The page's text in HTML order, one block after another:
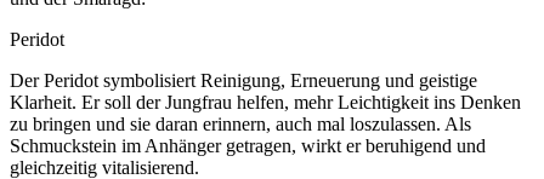
Peridot
Der Peridot symbolisiert Reinigung, Erneuerung und geistige
Klarheit. Er soll der Jungfrau helfen, mehr Leichtigkeit ins Denken
zu bringen und sie daran erinnern, auch mal loszulassen. Als
Schmuckstein im Anhänger getragen, wirkt er beruhigend und
gleichzeitig vitalisierend.